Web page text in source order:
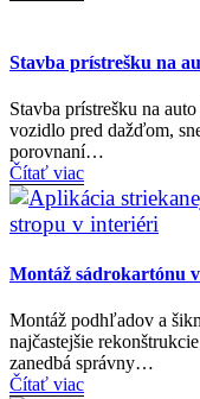
Stavba prístrešku na
Stavba prístrešku na
vozidlo pred dažďom,
porovnaní…
Čítať viac
Montáž sádrokartónu
Montáž podhľadov a
najčastejšie
zanedbá správny…
Čítať viac